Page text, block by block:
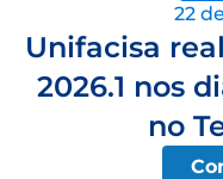
22
Unifacisa
2026.1 nos
no